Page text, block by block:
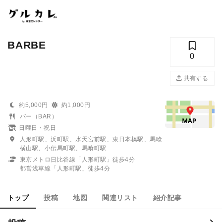
BARBE
0
共有する
約5,000円
約1,000円
バー（BAR）
日曜日・祝日
人形町駅、浜町駅、水天宮前駅、東日本橋駅、馬喰
横山駅、小伝馬町駅、馬喰町駅
東京メトロ日比谷線「人形町駅」徒歩4分
都営浅草線「人形町駅」徒歩4分
トップ 投稿 地図 関連リスト 紹介記事